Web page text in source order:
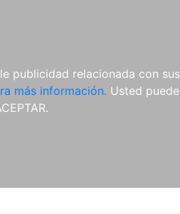
relacionada con
más información. Usted
CDS Y
DVDS
MATERIAL
COMPLEMENTARIO